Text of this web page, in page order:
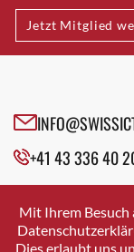
Bäretswil
Bülach
Cazis
Crissier
Davos Platz
Dierikon
Dietikon
Jetzt Mitglied
+41 43 336 40
SWISSICT
VULKANSTRASSE
8048 ZURICH
Mit Ihrem Besuch
Dies erlaubt uns